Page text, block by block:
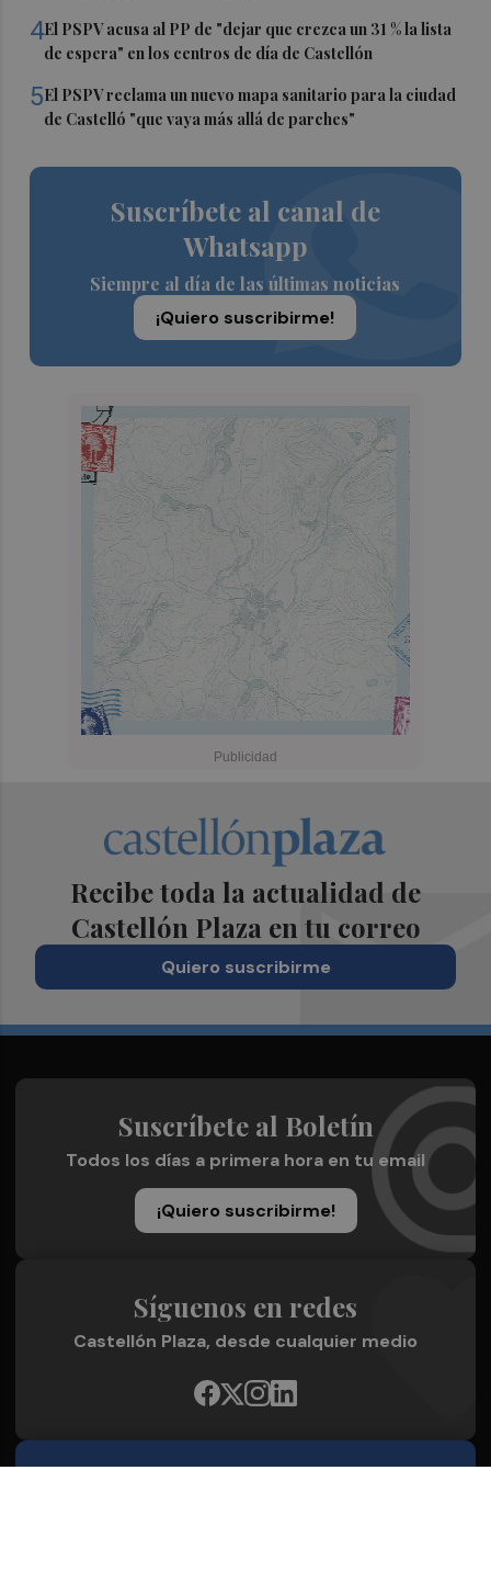
4El PSPV acusa al PP de "dejar que crezca un 31 % la lista
de espera" en los centros de día de Castellón
5El PSPV reclama un nuevo mapa sanitario para la ciudad
de Castelló "que vaya más allá de parches"
Suscríbete al canal de
Whatsapp
Siempre al día de las últimas noticias
¡Quiero suscribirme!
Recibe toda la actualidad de
Castellón Plaza en tu correo
Quiero suscribirme
Suscríbete al Boletín
Todos los días a primera hora en tu email
¡Quiero suscribirme!
Síguenos en redes
Castellón Plaza, desde cualquier medio